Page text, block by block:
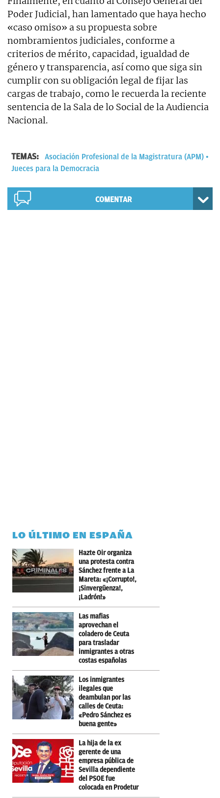
Poder Judicial, han lamentado que haya hecho
«caso omiso» a su propuesta sobre
nombramientos judiciales, conforme a
criterios de mérito, capacidad, igualdad de
género y transparencia, así como que siga sin
cumplir con su obligación legal de fijar las
cargas de trabajo, como le recuerda la reciente
sentencia de la Sala de lo Social de la Audiencia
Nacional.
TEMAS:
Asociación Profesional de la Magistratura (APM)
Jueces para la Democracia
COMENTAR
LO ÚLTIMO EN ESPAÑA
Hazte Oir organiza
una protesta contra
Sánchez frente a La
Mareta: «¡Corrupto!,
¡Sinvergüenza!,
¡Ladrón!»
Las mafias
aprovechan el
coladero de Ceuta
para trasladar
inmigrantes a otras
costas españolas
Los inmigrantes
ilegales que
deambulan por las
calles de Ceuta:
«Pedro Sánchez es
buena gente»
La hija de la ex
gerente de una
empresa pública de
Sevilla dependiente
del PSOE fue
colocada en Prodetur